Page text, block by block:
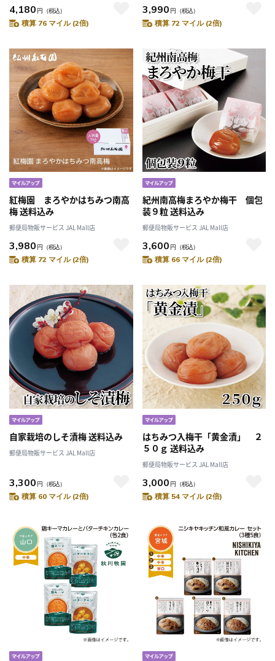
4,180 円 （税込）
積算 76 マイル (2倍)
3,990 円 （税込）
積算 72 マイル (2倍)
紅梅園 まろやかはちみつ南高
梅 送料込み
郵便局物販サービス JAL Mall店
3,980 円 （税込）
積算 72 マイル (2倍)
紀州南高梅まろやか梅干 個包
装９粒 送料込み
郵便局物販サービス JAL Mall店
3,600 円 （税込）
積算 66 マイル (2倍)
自家栽培のしそ漬梅 送料込み
郵便局物販サービス JAL Mall店
3,300 円 （税込）
積算 60 マイル (2倍)
はちみつ入梅干「黄金漬」 ２
５０ｇ 送料込み
郵便局物販サービス JAL Mall店
3,000 円 （税込）
積算 54 マイル (2倍)